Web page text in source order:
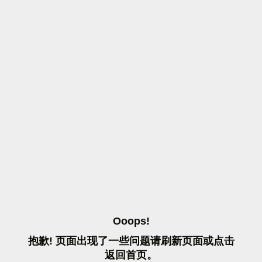
OOOPS!
抱歉! 页面出现了一些问题请刷 新页面或点击
返 回首页。